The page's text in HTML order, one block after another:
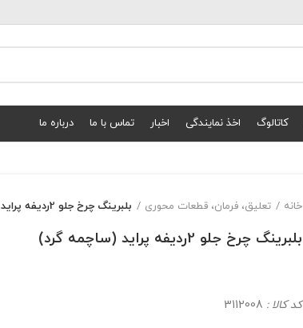
کاتالوگ اخذ نمایندگی اخبار تماس با ما درباره ما
خانه تعلیق، فرمان، قطعات محوری بلبرينگ چرخ جلو 2رديفه پرايد (ساچمه گرد)
بلبرينگ چرخ جلو 2رديفه پرايد (ساچمه گرد)
کد کالا :